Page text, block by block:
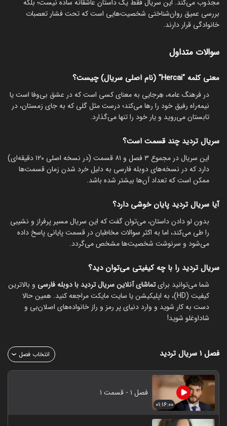
مجذوب می‌کند. این سریال فقط یک داستان عاشقانه ساده نیست؛ بلکه
بررسی عمیق روان‌شناختی شخصیت‌هایی است که تحت فشار تعصبات
خانوادگی قرار دارند.
سوالات متداول
معنی کلمه "Hercai" (نام اصلی سریال) چیست؟
در فرهنگ عامه، هِرجایی به معنای کسی است که در عشق بی‌وفا است یا
نیمه‌راه رفیق خود را رها می‌کند؛ درست مثل گلی که به جای زمستان، در
تابستان می‌روید و یار خود را تنها می‌گذارد.
سریال تردید چند قسمت است؟
این سریال در مجموع ۳ فصل و ۸۱ قسمت (در نسخه اصلی ۱۲۰ دقیقه‌ای)
دارد که در نسخه‌های دوبله فارسی به دلیل خرد شدن زمان قسمت‌ها
ممکن است که تعداد آن‌ها بیشتر شده باشد.
آیا سریال تردید پایان خوشی دارد؟
بدون لو دادن داستان، می‌توان گفت که این سریال مسیر پرفراز و نشیبی
را طی می‌کند، اما به اکثر سوالات مخاطبان در قسمت پایانی پاسخ داده
می‌شود و سرنوشت شخصیت‌ها مشخص می‌گردد.
سریال تردید را با چه کیفیتی می‌توان دید؟
شما می‌توانید برایتماشای آنلاین سریال تردید با دوبله فارسی و بالاترین
کیفیت (HD)، به اپلیکیشن یا سایت مایکت مراجعه کنید. همین حالا
دست به کار شوید و وارد دنیای پر رمز و راز خانواده‌های اصلان‌بی و
شاداوغلو شوید!
فصل ۱ سریال تردید انتخاب فصل
۰۱:۱۶:۰۰
فصل ۱ - قسمت ۱